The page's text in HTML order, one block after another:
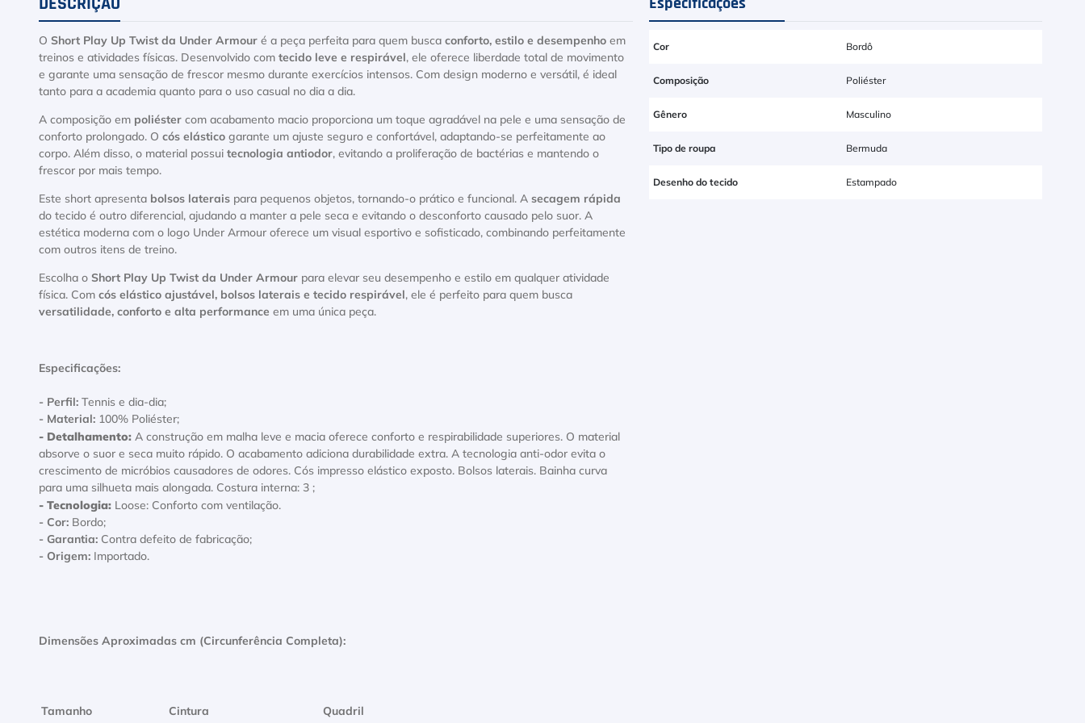
O Short Play Up Twist da Under Armour é a peça perfeita para quem busca conforto, estilo e desempenho em
treinos e atividades físicas. Desenvolvido com tecido leve e respirável , ele oferece liberdade total de movimento
e garante uma sensação de frescor mesmo durante exercícios intensos. Com design moderno e versátil, é ideal
tanto para a academia quanto para o uso casual no dia a dia.
A composição em poliéster com acabamento macio proporciona um toque agradável na pele e uma sensação de
conforto prolongado. O cós elástico garante um ajuste seguro e confortável, adaptando-se perfeitamente ao
corpo. Além disso, o material possui tecnologia antiodor, evitando a proliferação de bactérias e mantendo o
frescor por mais tempo.
Este short apresenta bolsos laterais para pequenos objetos, tornando-o prático e funcional. A secagem rápida
do tecido é outro diferencial, ajudando a manter a pele seca e evitando o desconforto causado pelo suor. A
estética moderna com o logo Under Armour oferece um visual esportivo e sofisticado, combinando perfeitamente
com outros itens de treino.
Escolha o Short Play Up Twist da Under Armour para elevar seu desempenho e estilo em qualquer atividade
física. Com cós elástico ajustável, bolsos laterais e tecido respirável , ele é perfeito para quem busca
versatilidade, conforto e alta performance em uma única peça.
Especificações:
- Perfil: Tennis e dia-dia;
- Material: 100% Poliéster;
- Detalhamento: A construção em malha leve e macia oferece conforto e respirabilidade superiores. O material
absorve o suor e seca muito rápido. O acabamento adiciona durabilidade extra. A tecnologia anti-odor evita o
crescimento de micróbios causadores de odores. Cós impresso elástico exposto. Bolsos laterais. Bainha curva
para uma silhueta mais alongada. Costura interna: 3 ;
- Tecnologia: Loose: Conforto com ventilação.
- Cor: Bordo;
- Garantia: Contra defeito de fabricação;
- Origem: Importado.
Dimensões Aproximadas cm (Circunferência Completa):
Tamanho Cintura Quadril
Especificações
Cor Bordô
Composição Poliéster
Gênero Masculino
Tipo de roupa Bermuda
Desenho do tecido Estampado